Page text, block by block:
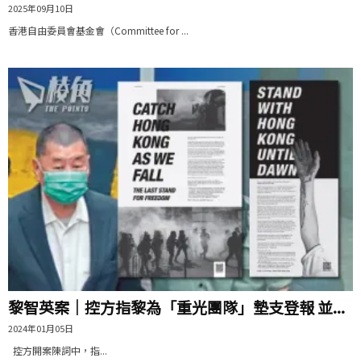
2025年09月10日
香港自由委員會基金會（Committee for ...
黎智英案｜控方指黎為「重光團隊」墊支登報 並...
2024年01月05日
控方開案陳詞中，指...